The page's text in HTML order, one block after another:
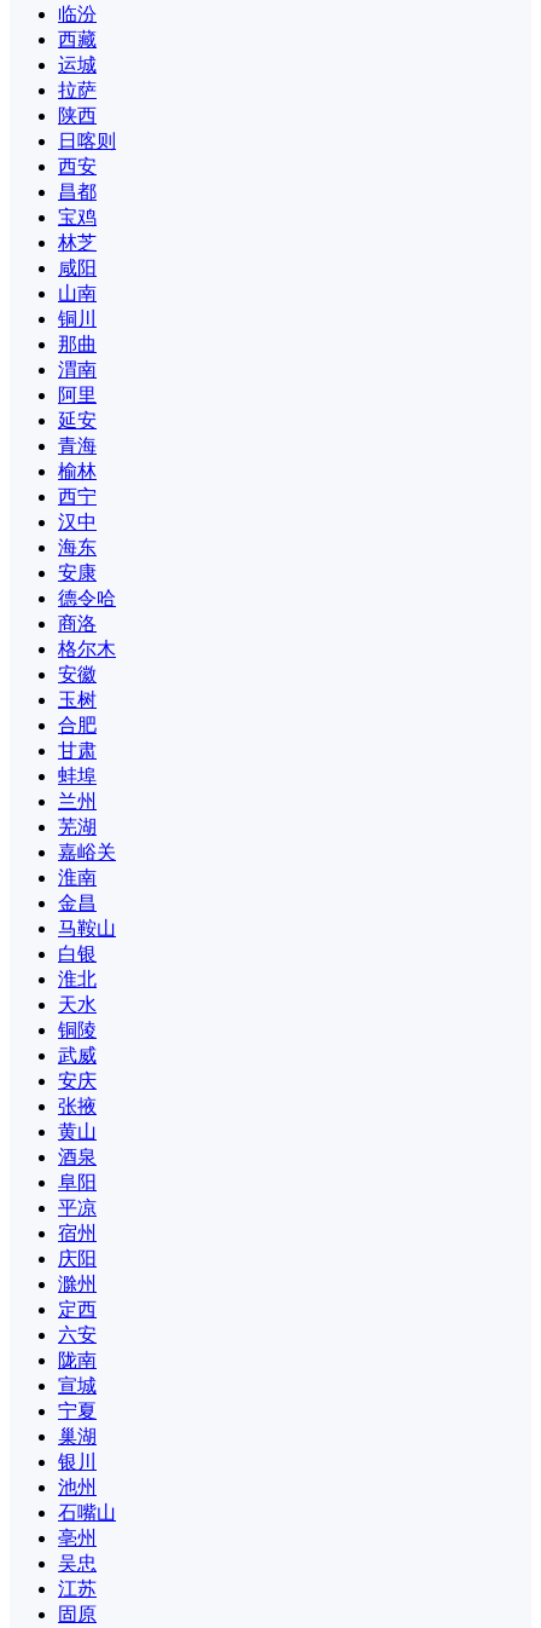
临汾
西藏
运城
拉萨
陕西
日喀则
西安
昌都
宝鸡
林芝
咸阳
山南
铜川
那曲
渭南
阿里
延安
青海
榆林
西宁
汉中
海东
安康
德令哈
商洛
格尔木
安徽
玉树
合肥
甘肃
蚌埠
兰州
芜湖
嘉峪关
淮南
金昌
马鞍山
白银
淮北
天水
铜陵
武威
安庆
张掖
黄山
酒泉
阜阳
平凉
宿州
庆阳
滁州
定西
六安
陇南
宣城
宁夏
巢湖
银川
池州
石嘴山
亳州
吴忠
江苏
固原